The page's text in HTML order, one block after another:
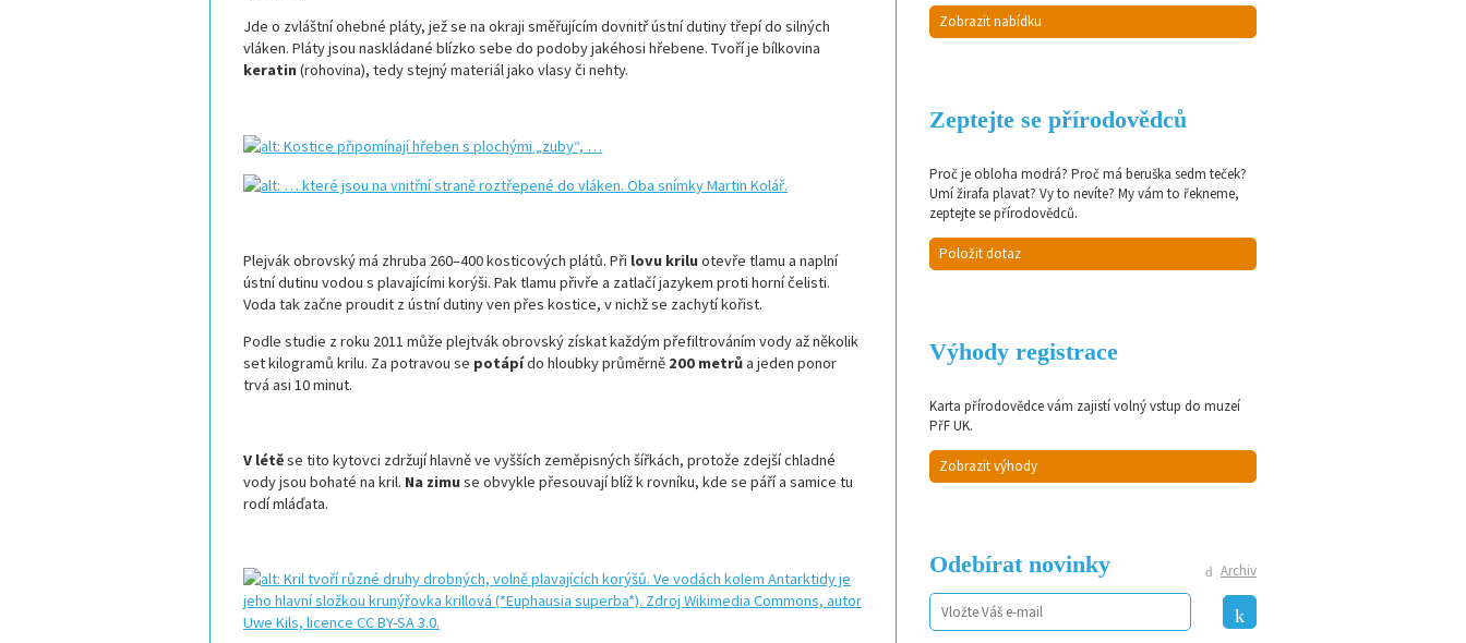
Jde o zvláštní ohebné pláty, jež se na okraji směřujícím dovnitř ústní dutiny třepí do silných
vláken. Pláty jsou naskládané blízko sebe do podoby jakéhosi hřebene. Tvoří je bílkovina
keratin(rohovina), tedy stejný materiál jako vlasy či nehty.
Plejvák obrovský má zhruba 260–400 kosticových plátů. Při lovu kriluotevře tlamu a naplní
ústní dutinu vodou s plavajícími korýši. Pak tlamu přivře a zatlačí jazykem proti horní čelisti.
Voda tak začne proudit z ústní dutiny ven přes kostice, v nichž se zachytí kořist.
Podle studie z roku 2011 může plejtvák obrovský získat každým přefiltrováním vody až několik
set kilogramů krilu. Za potravou se potápído hloubky průměrně 200 metrůa jeden ponor
trvá asi 10 minut.
V létěse tito kytovci zdržují hlavně ve vyšších zeměpisných šířkách, protože zdejší chladné
vody jsou bohaté na kril. Na zimuse obvykle přesouvají blíž k rovníku, kde se páří a samice tu
rodí mláďata.
Zobrazit nabídku
Zeptejte se přírodovědců
Proč je obloha modrá? Proč má beruška sedm teček?
Umí žirafa plavat? Vy to nevíte? My vám to řekneme,
zeptejte se přírodovědců.
Položit dotaz
Výhody registrace
Karta přírodovědce vám zajistí volný vstup do muzeí
PřF UK.
Zobrazit výhody
Archiv
Odebírat novinky